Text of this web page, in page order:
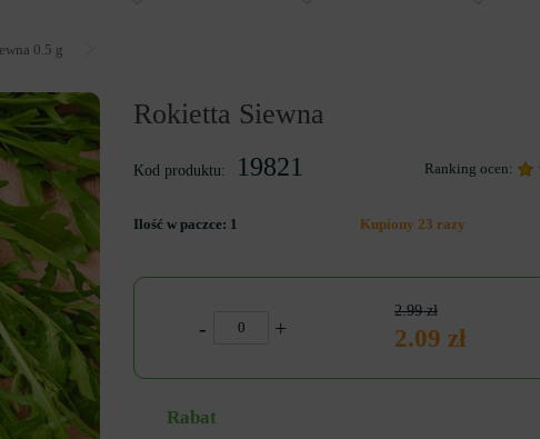
0.5 g
Rokietta Siewna
Kod produktu: 19821 Ranking ocen:
Ilość w paczce: 1 Kupiony 23 razy
- +
2.99 zł
2.09 zł
Rabat